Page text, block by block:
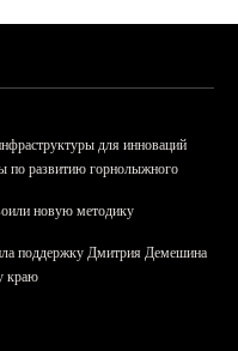
для инноваций
по развитию горнолыжного
новую методику
поддержку Дмитрия Демешина
краю